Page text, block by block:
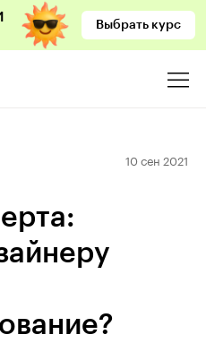
Выбрать курс
10 сен 2021